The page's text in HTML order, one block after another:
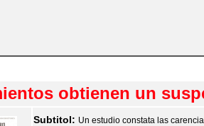
obtienen un
Subtitol: Un estudio constata las